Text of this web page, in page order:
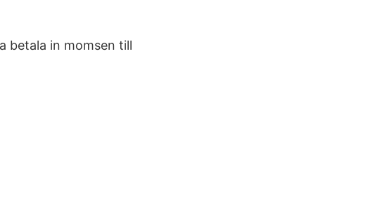
betala in momsen till